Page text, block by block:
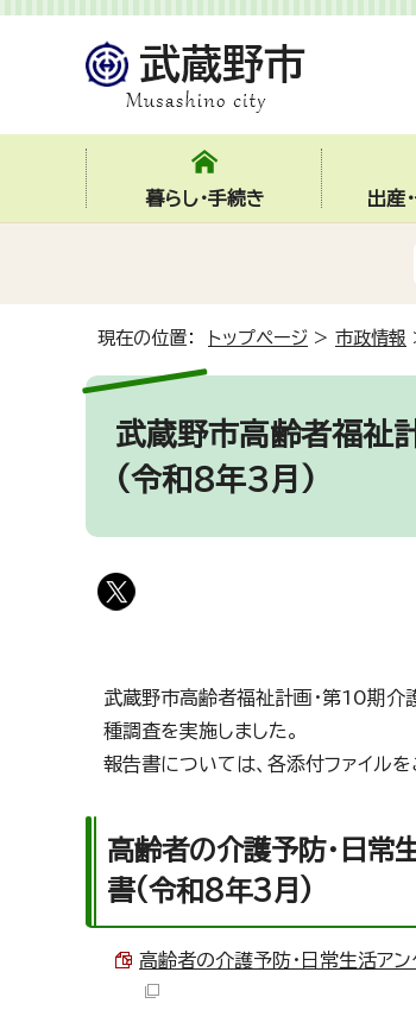
暮らし・手続き 出産
現在の位置： トップページ > 市政情報
武蔵野市高齢者福祉
(令和8年3月)
武蔵野市高齢者福祉計画・第10期介
種調査を実施しました。
報告書については、各添付ファイルを
高齢者の介護予防・日常
書(令和8年3月)
高齢者の介護予防・日常生活ア